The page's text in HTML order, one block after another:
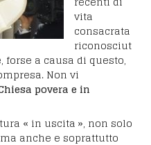
vita
consacrata
riconosciut
forse a causa di questo,
Non vi
povera e in
« in uscita », non solo
anche e soprattutto